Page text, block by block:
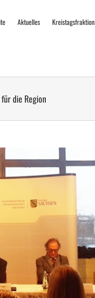
Aktuelles Kreistagsfraktion
die Region